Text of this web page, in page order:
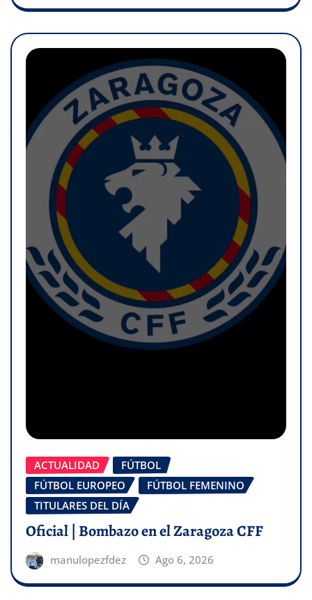
ACTUALIDAD
FÚTBOL
FÚTBOL EUROPEO
FÚTBOL FEMENINO
TITULARES DEL DÍA
Oficial | Bombazo en el Zaragoza CFF
manulopezfdez Ago 6, 2026